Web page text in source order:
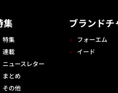
集
特集
連載
ニュースレター
まとめ
その他
ブランドチ
フォーエム
イード